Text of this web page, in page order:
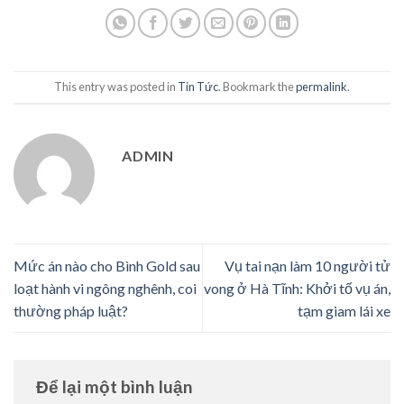
This entry was posted in Tin Tức. Bookmark thepermalink.
ADMIN
Mức án nào cho Bình Gold sau
loạt hành vi ngông nghênh, coi
thường pháp luật?
Vụ tai nạn làm 10 người tử
vong ở Hà Tĩnh: Khởi tố vụ án,
tạm giam lái xe
Để lại một bình luận